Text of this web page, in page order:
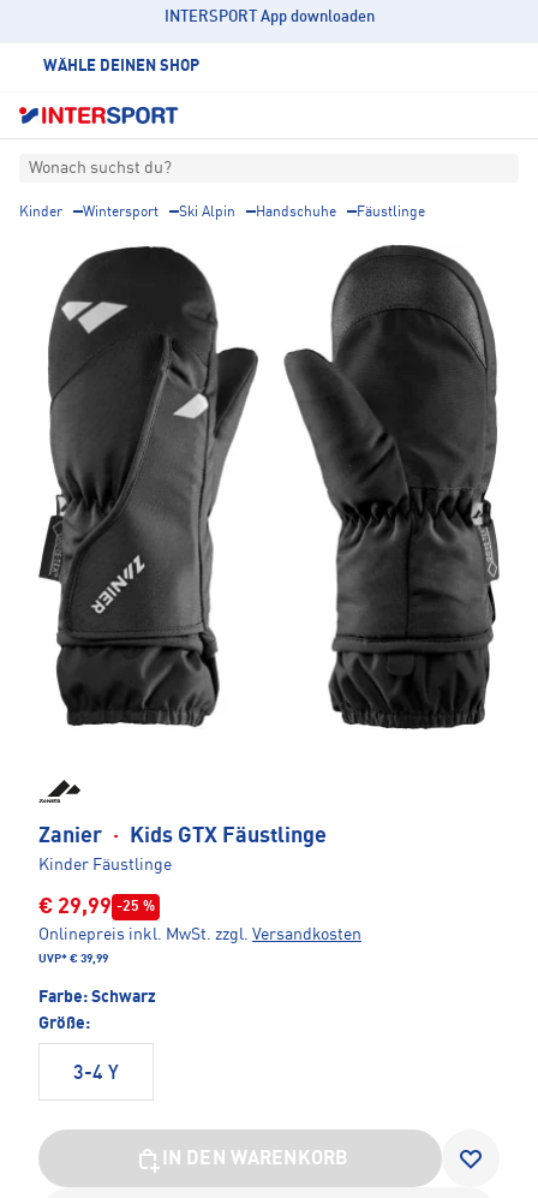
INTERSPORT App downloaden
WÄHLE DEINEN SHOP
Wonach suchst du?
Kinder Wintersport Ski Alpin Handschuhe Fäustlinge
Zanier · Kids GTX Fäustlinge
Kinder Fäustlinge
€ 29,99 -25 %
Onlinepreis inkl. MwSt. zzgl. Versandkosten
UVP* € 39,99
Farbe: Schwarz
Größe:
3-4 Y
IN DEN WARENKORB